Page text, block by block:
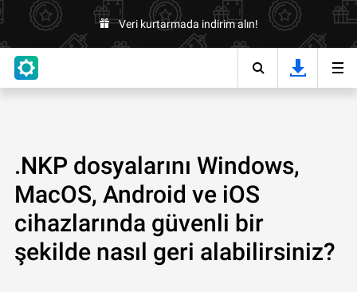
Veri kurtarmada indirim alın!
.NKP dosyalarını Windows,
MacOS, Android ve iOS
cihazlarında güvenli bir
şekilde nasıl geri alabilirsiniz?